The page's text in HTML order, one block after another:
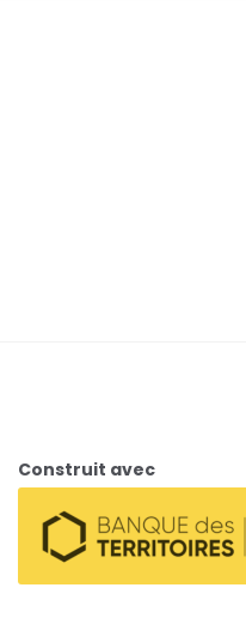
Construit avec